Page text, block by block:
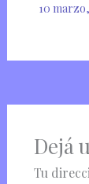
10
Dejá
Tu